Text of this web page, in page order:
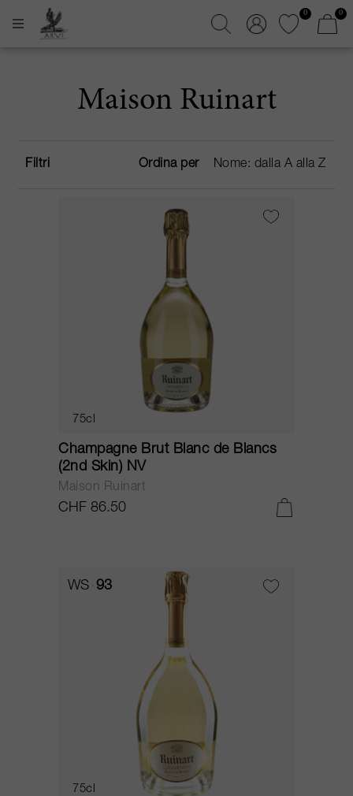
0 0
Maison Ruinart
Filtri Ordina per
75cl
Champagne Brut Blanc de Blancs
(2nd Skin) NV
Maison Ruinart
CHF 86.50
WS 93
75cl